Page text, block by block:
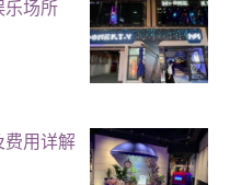
基石，任何违规行为都
查的意义：促进行业健
对当前存在问题的纠正，
安全、合规和服务质
的娱乐市场环境。同
乐场所
费用详解